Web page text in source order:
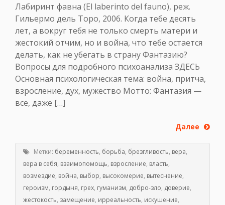
Лабиринт фавна (El laberinto del fauno), реж.
Гильермо дель Торо, 2006. Когда тебе десять
лет, а вокруг тебя не только смерть матери и
жестокий отчим, но и война, что тебе остается
делать, как не убегать в страну Фантазию?
Вопросы для подробного психоанализа ЗДЕСЬ
Основная психологическая тема: война, притча,
взросление, дух, мужество Мотто: Фантазия —
все, даже […]
Далее
Метки: беременность, борьба, брезгливость, вера,
вера в себя, взаимопомощь, взросление, власть,
возмездие, война, выбор, высокомерие, вытеснение,
героизм, гордыня, грех, гуманизм, добро-зло, доверие,
жестокость, замещение, ирреальность, искушение,